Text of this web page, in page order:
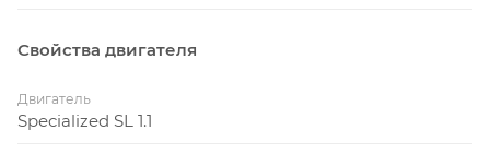
Свойства двигателя
Двигатель
Specialized SL 1.1